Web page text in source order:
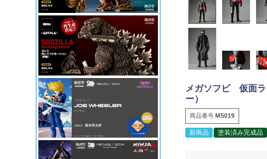
メガソフビ 仮面ラ
ー）
商品番号 MS019
新商品 塗装済み完成品